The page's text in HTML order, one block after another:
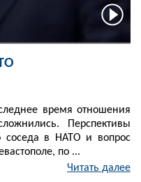
время отношения
Перспективы
соседа в НАТО и вопрос
по ...
Читать далее